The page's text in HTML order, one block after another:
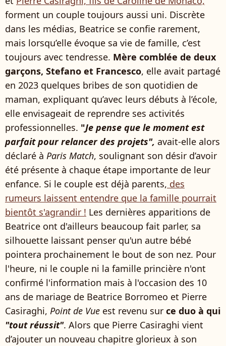
forment un couple toujours aussi uni. Discrète
dans les médias, Beatrice se confie rarement,
mais lorsqu’elle évoque sa vie de famille, c’est
toujours avec tendresse. Mère comblée de deux
garçons, Stefano et Francesco, elle avait partagé
en 2023 quelques bribes de son quotidien de
maman, expliquant qu’avec leurs débuts à l’école,
elle envisageait de reprendre ses activités
professionnelles. "Je pense que le moment est
parfait pour relancer des projets", avait-elle alors
déclaré à Paris Match, soulignant son désir d’avoir
été présente à chaque étape importante de leur
enfance. Si le couple est déjà parents, des
rumeurs laissent entendre que la famille pourrait
bientôt s'agrandir ! Les dernières apparitions de
Beatrice ont d'ailleurs beaucoup fait parler, sa
silhouette laissant penser qu'un autre bébé
pointera prochainement le bout de son nez. Pour
l'heure, ni le couple ni la famille princière n'ont
confirmé l'information mais à l'occasion des 10
ans de mariage de Beatrice Borromeo et Pierre
Casiraghi, Point de Vue est revenu sur ce duo à qui
"tout réussit". Alors que Pierre Casiraghi vient
d’ajouter un nouveau chapitre glorieux à son